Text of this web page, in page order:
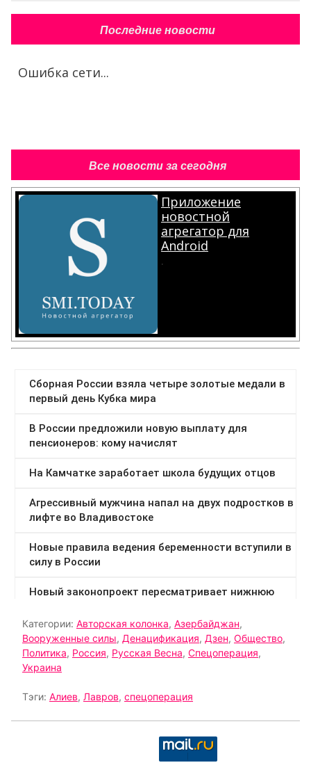
Последние новости
Ошибка сети...
Все новости за сегодня
Приложение
новостной
агрегатор для
Android
.
Категории: Авторская колонка, Азербайджан,
Вооруженные силы, Денацификация, Дзен, Общество,
Политика, Россия, Русская Весна, Спецоперация,
Украина
Тэги: Алиев, Лавров, спецоперация